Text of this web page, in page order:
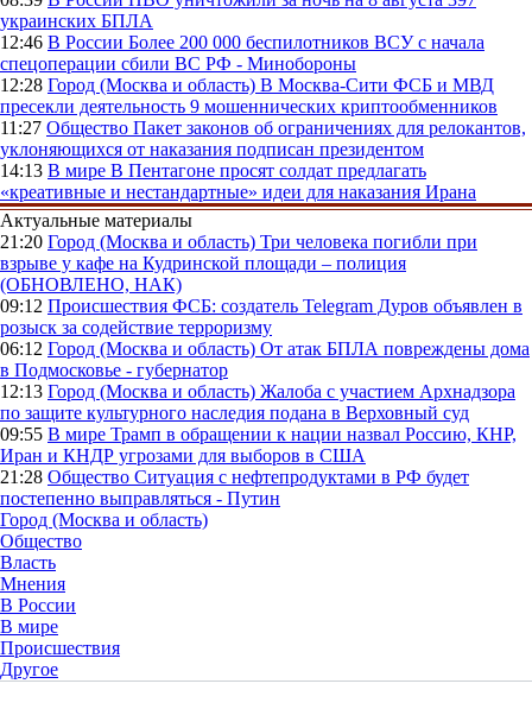
украинских БПЛА
12:46 В России Более 200 000 беспилотников ВСУ с начала
спецоперации сбили ВС РФ - Минобороны
12:28 Город (Москва и область) В Москва-Сити ФСБ и МВД
пресекли деятельность 9 мошеннических криптообменников
11:27 Общество Пакет законов об ограничениях для релокантов,
уклоняющихся от наказания подписан президентом
14:13 В мире В Пентагоне просят солдат предлагать
«креативные и нестандартные» идеи для наказания Ирана
Актуальные материалы
21:20 Город (Москва и область) Три человека погибли при
взрыве у кафе на Кудринской площади – полиция
(ОБНОВЛЕНО, НАК)
09:12 Происшествия ФСБ: создатель Telegram Дуров объявлен в
розыск за содействие терроризму
06:12 Город (Москва и область) От атак БПЛА повреждены дома
в Подмосковье - губернатор
12:13 Город (Москва и область) Жалоба с участием Архнадзора
по защите культурного наследия подана в Верховный суд
09:55 В мире Трамп в обращении к нации назвал Россию, КНР,
Иран и КНДР угрозами для выборов в США
21:28 Общество Ситуация с нефтепродуктами в РФ будет
постепенно выправляться - Путин
Город (Москва и область)
Общество
Власть
Мнения
В России
В мире
Происшествия
Другое